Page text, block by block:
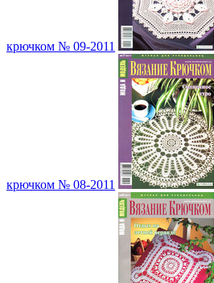
крючком № 09-2011
крючком № 08-2011